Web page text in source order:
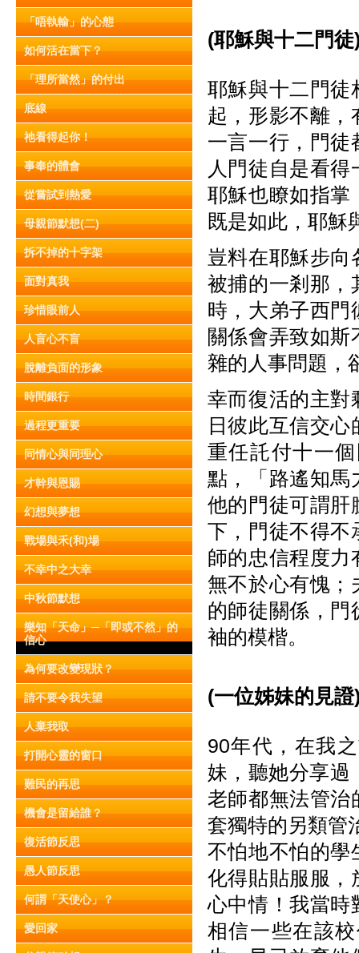
「唔執輸」的心態
如何活在當下？
「理所當然」的付出
底線
祂看得起你！
事奉的體會
從嘗試到熱愛
母親節默想(二)
拆不掉的十字架
面對真我
珍惜眼前人
人盲心不盲
脫離負面的形象
時間銀行
過程更重要
同情心與同理心
才幹與恩賜
幻想與夢想
戰場與禾(和)場
不幸中之大幸
中秋節默想
樂知「天命」─「即或不然」的
信心
為何要改變現狀？
請不要令我失望
人棄我取
打開心靈的窗口
難民的再思
機會是留給誰？
復活節反思
愚人節反思
何謂「天使心」？
愛回家
(耶穌與十二門徒
耶穌與十二門徒
起，形影不離，
一言一行，門徒
人門徒自是看
耶穌也瞭如指掌
既是如此，耶穌
豈料在耶穌步向
被捕的一剎那，
時，大弟子西門
關係會弄致如
雜的人事問題，
幸而復活的主對
日彼此互信交
重任託付十一
點，「路遙知馬
他的門徒可謂肝
下，門徒不得不
師的忠信程度力
無不於心有愧；
的師徒關係，門
袖的模楷。
(一位姊妹的見證
90年代，在我
妹，聽她分享過
老師都無法管治
套獨特的另類管
不怕地不怕的學
化得貼貼服服，
心中情！我當時
相信一些在該